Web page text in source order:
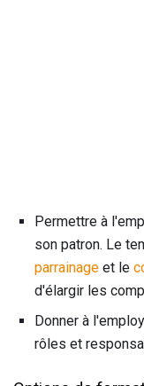
Permettre à
son patron. Le
parrainage et le
d'élargir les
Donner à
rôles et